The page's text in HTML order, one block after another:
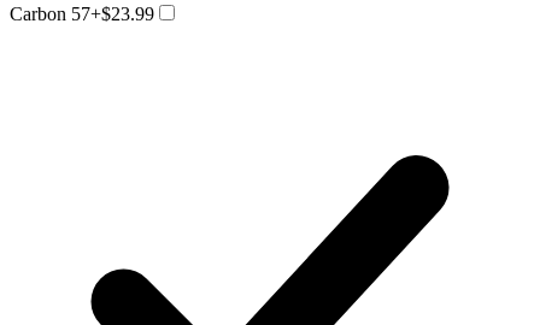
Carbon 57+$23.99